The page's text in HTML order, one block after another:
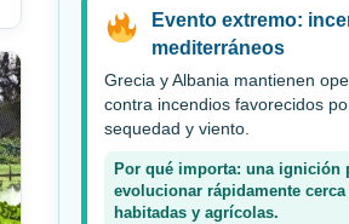
Evento extremo:
mediterráneos
Grecia y Albania mantienen
contra incendios favorecidos
sequedad y viento.
Por qué importa: una ignición
evolucionar rápidamente cerca
habitadas y agrícolas.